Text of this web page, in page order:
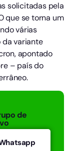
solicitadas pela
que se torna um
várias
da variante
apontado
– país do
de